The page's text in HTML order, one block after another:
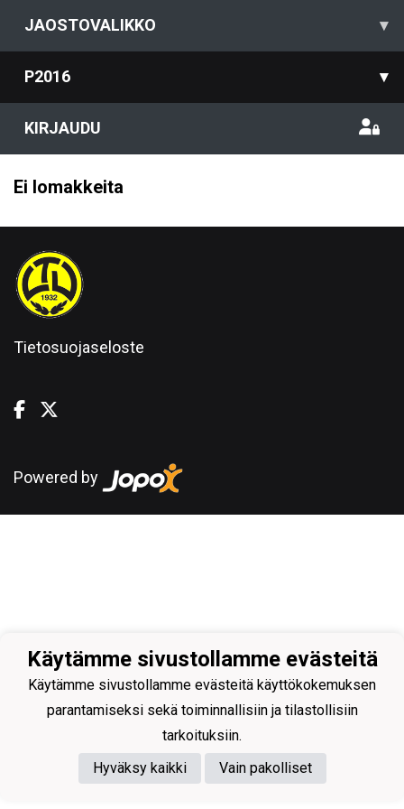
JAOSTOVALIKKO ▾
P2016 ▾
KIRJAUDU
Ei lomakkeita
Tietosuojaseloste
Powered by
Käytämme sivustollamme evästeitä
Käytämme sivustollamme evästeitä käyttökokemuksen
parantamiseksi sekä toiminnallisiin ja tilastollisiin
tarkoituksiin.
Hyväksy kaikki
Vain pakolliset